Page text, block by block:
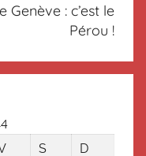
Genève : c’est le
Pérou !
S
D